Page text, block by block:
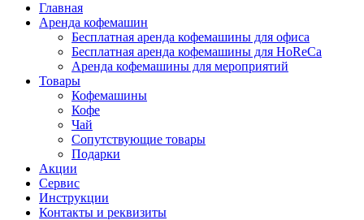
Главная
Аренда кофемашин
Бесплатная аренда кофемашины для офиса
Бесплатная аренда кофемашины для HoReCa
Аренда кофемашины для мероприятий
Товары
Кофемашины
Кофе
Чай
Сопутствующие товары
Подарки
Акции
Сервис
Инструкции
Контакты и реквизиты